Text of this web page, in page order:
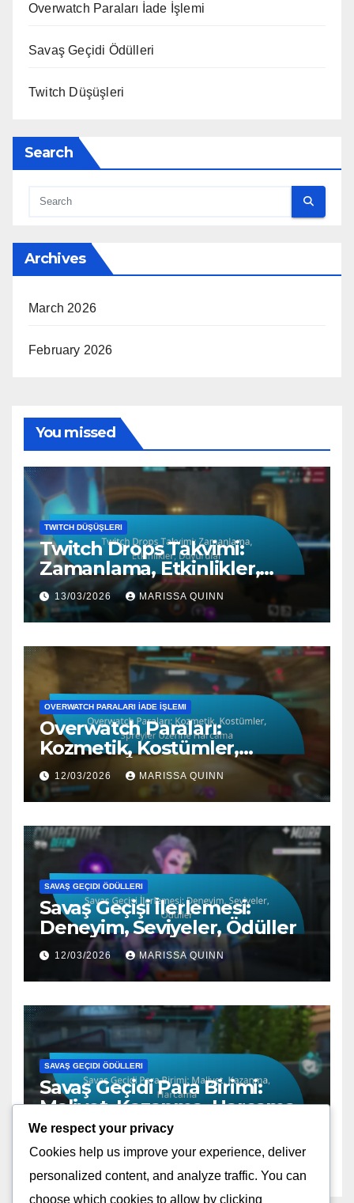
Overwatch Paraları İade İşlemi
Savaş Geçidi Ödülleri
Twitch Düşüşleri
Search
Archives
March 2026
February 2026
You missed
TWITCH DÜŞÜŞLERI
Twitch Drops Takvimi:
Zamanlama, Etkinlikler,
Duyurular
13/03/2026 MARISSA QUINN
OVERWATCH PARALARI İADE İŞLEMI
Overwatch Paraları:
Kozmetik, Kostümler,
Spreyler Üzerine Harcama
12/03/2026 MARISSA QUINN
SAVAŞ GEÇIDI ÖDÜLLERI
Savaş Geçişi İlerlemesi:
Deneyim, Seviyeler, Ödüller
12/03/2026 MARISSA QUINN
SAVAŞ GEÇIDI ÖDÜLLERI
Savaş Geçidi Para Birimi:
Maliyet, Kazanma, Harcama
12/03/2026 MARISSA QUINN
We respect your privacy
Cookies help us improve your experience, deliver
personalized content, and analyze traffic. You can
choose which cookies to allow by clicking